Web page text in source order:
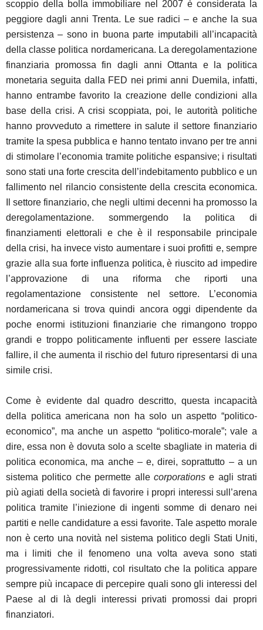
scoppio della bolla immobiliare nel 2007 è considerata la
peggiore dagli anni Trenta. Le sue radici – e anche la sua
persistenza – sono in buona parte imputabili all’incapacità
della classe politica nordamericana. La deregolamentazione
finanziaria promossa fin dagli anni Ottanta e la politica
monetaria seguita dalla FED nei primi anni Duemila, infatti,
hanno entrambe favorito la creazione delle condizioni alla
base della crisi. A crisi scoppiata, poi, le autorità politiche
hanno provveduto a rimettere in salute il settore finanziario
tramite la spesa pubblica e hanno tentato invano per tre anni
di stimolare l’economia tramite politiche espansive; i risultati
sono stati una forte crescita dell’indebitamento pubblico e un
fallimento nel rilancio consistente della crescita economica.
Il settore finanziario, che negli ultimi decenni ha promosso la
deregolamentazione. sommergendo la politica di
finanziamenti elettorali e che è il responsabile principale
della crisi, ha invece visto aumentare i suoi profitti e, sempre
grazie alla sua forte influenza politica, è riuscito ad impedire
l’approvazione di una riforma che riporti una
regolamentazione consistente nel settore. L’economia
nordamericana si trova quindi ancora oggi dipendente da
poche enormi istituzioni finanziarie che rimangono troppo
grandi e troppo politicamente influenti per essere lasciate
fallire, il che aumenta il rischio del futuro ripresentarsi di una
simile crisi.
Come è evidente dal quadro descritto, questa incapacità
della politica americana non ha solo un aspetto “politico-
economico”, ma anche un aspetto “politico-morale”; vale a
dire, essa non è dovuta solo a scelte sbagliate in materia di
politica economica, ma anche – e, direi, soprattutto – a un
sistema politico che permette alle corporationse agli strati
più agiati della società di favorire i propri interessi sull’arena
politica tramite l’iniezione di ingenti somme di denaro nei
partiti e nelle candidature a essi favorite. Tale aspetto morale
non è certo una novità nel sistema politico degli Stati Uniti,
ma i limiti che il fenomeno una volta aveva sono stati
progressivamente ridotti, col risultato che la politica appare
sempre più incapace di percepire quali sono gli interessi del
Paese al di là degli interessi privati promossi dai propri
finanziatori.